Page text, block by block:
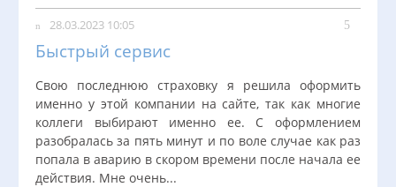
28.03.2023 10:05
Быстрый сервис
Свою последнюю страховку я решила оформить
именно у этой компании на сайте, так как многие
коллеги выбирают именно ее. С оформлением
разобралась за пять минут и по воле случае как раз
попала в аварию в скором времени после начала ее
действия. Мне очень...